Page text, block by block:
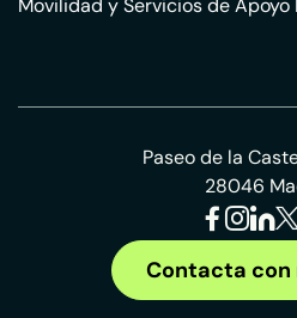
Movilidad y Servicios de Apoyo
Paseo de la
28046
Contacta con